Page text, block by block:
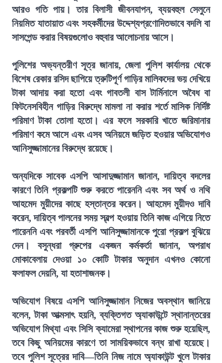
আরও গতি পায়। তার বিলাসী জীবনযাপন, ব্যয়বহুল সেলুনে
নিয়মিত যাতায়াত এবং সহকর্মীদের উদ্দেশ্যপ্রণোদিতভাবে বদলি বা
সাসপেন্ড করার বিষয়গুলোও বহুবার আলোচনায় আসে।
পুলিশের অভ্যন্তরীণ সূত্র জানায়, জেলা পুলিশ কার্যালয় থেকে
বিশেষ রেকার রসিদ ছাপিয়ে ত্রুটিপূর্ণ গাড়ির মালিকদের ভয় দেখিয়ে
টাকা আদায় করা হতো এবং গাবতলী বাস টার্মিনালে অবৈধ বা
ফিটনেসবিহীন গাড়ির বিরুদ্ধে মামলা না করার শর্তে মাসিক নির্দিষ্ট
পরিমাণ টাকা তোলা হতো। এর ফলে সরকারি খাতে জরিমানার
পরিমাণ কমে আসে এবং এসব অনিয়মে জড়িত হওয়ার অভিযোগও
আনিসুজ্জামানের বিরুদ্ধে রয়েছে।
অন্যদিকে সাবেক এসপি আসাদুজ্জামান জানান, দায়িত্ব বদলের
কারণে তিনি প্রকল্পটি শুরু করতে পারেননি এবং সব অর্থ ও নথি
আহমেদ মুয়ীদের কাছে হস্তান্তর করেন। আহমেদ মুয়ীদও দাবি
করেন, দায়িত্ব পালনের সময় স্বল্প হওয়ায় তিনি কাজ এগিয়ে নিতে
পারেননি এবং পরবর্তী এসপি আনিসুজ্জামানকে পুরো প্রকল্প বুঝিয়ে
দেন। বসুন্ধরা গ্রুপের একজন কর্মকর্তা জানান, অপরাধ
মোকাবেলায় দেওয়া ১০ কোটি টাকার অনুদান এখনও কোনো
ফলাফল দেয়নি, যা হতাশাজনক।
অভিযোগ বিষয়ে এসপি আনিসুজ্জামান নিজের অবস্থান জানিয়ে
বলেন, টাকা আত্মসাৎ হয়নি, ব্যক্তিগত অ্যাকাউন্টে স্থানান্তরের
অভিযোগ মিথ্যা এবং সিসি ক্যামেরা স্থাপনের কাজ শুরু হয়েছিল,
তবে কিছু অনিয়মের কারণে তা সাময়িকভাবে বন্ধ রাখা হয়েছে।
তবে পুলিশ সূত্রের দাবি—তিনি নিজ নামে অ্যাকাউন্ট খুলে টাকার